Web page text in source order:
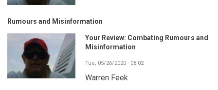
Rumours and Misinformation
Your Review: Combating Rumours and
Misinformation
Tue, 05/26/2020 - 08:02
Warren Feek